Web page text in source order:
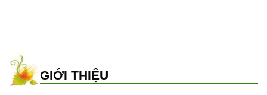
GIỚI THIỆU